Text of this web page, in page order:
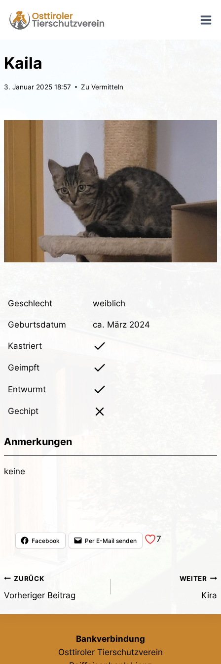
Inhalt
springen
Kaila
3. Januar 2025 18:57 Zu Vermitteln
Geschlecht weiblich
Geburtsdatum ca. März 2024
Kastriert
Geimpft
Entwurmt
Gechipt
Anmerkungen
keine
Facebook Per E-Mail senden 7
Beitragsnavigation
ZURÜCK
Vorheriger Beitrag
WEITER
Kira
Bankverbindung
Osttiroler Tierschutzverein